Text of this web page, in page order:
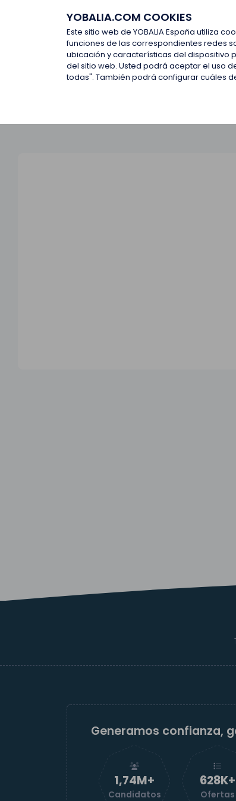
YOBALIA.COM COOKIES
Este sitio web de YOBALIA España utiliza
funciones de las correspondientes redes
ubicación y características del dispositivo
del sitio web. Usted podrá aceptar el uso
todas". También podrá configurar cuáles
Últimas ofertas
Últimas ofertas
Generamos confianza,
1,74M+
Candidatos
629K+
Ofertas